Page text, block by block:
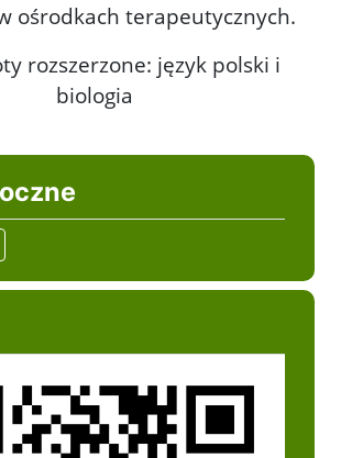
ośrodkach terapeutycznych.
rozszerzone: język polski i
biologia